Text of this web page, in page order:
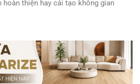
hoàn thiện hay cải tạo không gian